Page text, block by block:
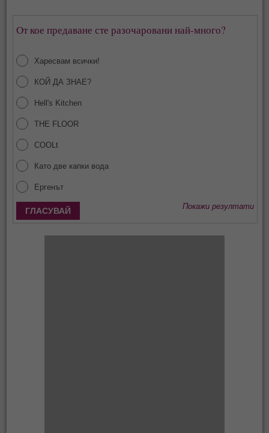
От кое предаване сте разочаровани най-много?
Харесвам всички!
КОЙ ДА ЗНАЕ?
Hell's Kitchen
THE FLOOR
COOLt
Като две капки вода
Ергенът
Покажи резултати